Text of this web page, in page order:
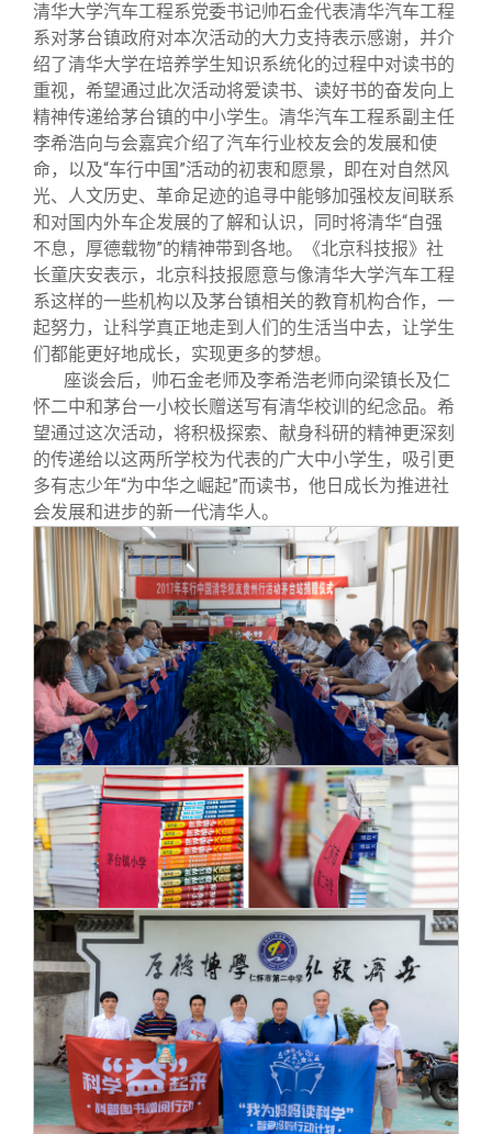
清华大学汽车工程系党委书记帅石金代表清华汽车工程
系对茅台镇政府对本次活动的大力支持表示感谢，并介
绍了清华大学在培养学生知识系统化的过程中对读书的
重视，希望通过此次活动将爱读书、读好书的奋发向上
精神传递给茅台镇的中小学生。清华汽车工程系副主任
李希浩向与会嘉宾介绍了汽车行业校友会的发展和使
命，以及“车行中国”活动的初衷和愿景，即在对自然风
光、人文历史、革命足迹的追寻中能够加强校友间联系
和对国内外车企发展的了解和认识，同时将清华“自强
不息，厚德载物”的精神带到各地。《北京科技报》社
长童庆安表示，北京科技报愿意与像清华大学汽车工程
系这样的一些机构以及茅台镇相关的教育机构合作，一
起努力，让科学真正地走到人们的生活当中去，让学生
们都能更好地成长，实现更多的梦想。
座谈会后，帅石金老师及李希浩老师向梁镇长及仁
怀二中和茅台一小校长赠送写有清华校训的纪念品。希
望通过这次活动，将积极探索、献身科研的精神更深刻
的传递给以这两所学校为代表的广大中小学生，吸引更
多有志少年“为中华之崛起”而读书，他日成长为推进社
会发展和进步的新一代清华人。